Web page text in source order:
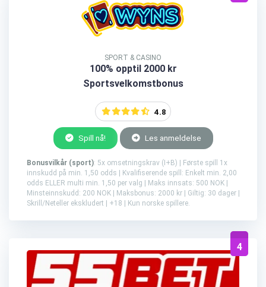
SPORT & CASINO
100% opptil 2000 kr
Sportsvelkomstbonus
4.8
Spill nå! Les anmeldelse
Bonusvilkår (sport): 5x omsetningskrav (I+B) | Første spill 1x
innskudd på min. 1,50 odds | Kvalifiserende spill: Enkelt min. 2,00
odds ELLER multi min. 1,50 per valg | Maks innsats: 500 NOK |
Minsteinnskudd: 200 NOK | Maksbonus: 2000 kr | Giltig: 30 dager |
Skrill/Neteller ekskludert | +18 | Kun norske spillere.
4